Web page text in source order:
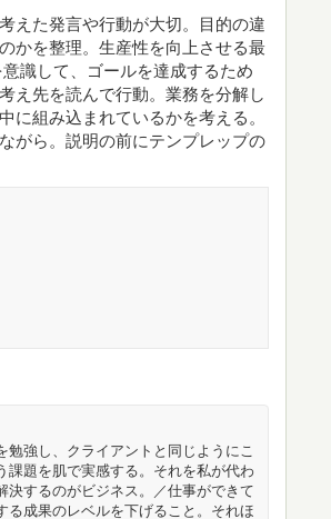
えた発言や行動が大切。目的の違
かを整理。生産性を向上させる最
識して、ゴールを達成するため
え先を読んで行動。業務を分解し
に組み込まれているかを考える。
がら。説明の前にテンプレップの
強し、クライアントと同じようにこ
課題を肌で実感する。それを私が代わ
決するのがビジネス。／仕事ができて
成果のレベルを下げること。それほ